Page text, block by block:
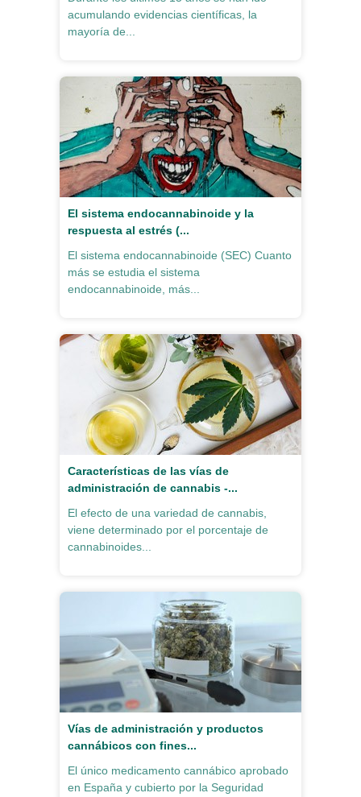
acumulando evidencias científicas, la
mayoría de...
El sistema endocannabinoide y la
respuesta al estrés (...
El sistema endocannabinoide (SEC) Cuanto
más se estudia el sistema
endocannabinoide, más...
Características de las vías de
administración de cannabis -...
El efecto de una variedad de cannabis,
viene determinado por el porcentaje de
cannabinoides...
Vías de administración y productos
cannábicos con fines...
El único medicamento cannábico aprobado
en España y cubierto por la Seguridad